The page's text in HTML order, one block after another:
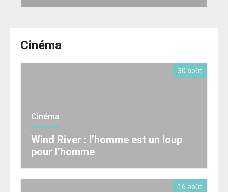
Cinéma
30 août
Cinéma
Wind River : l’homme est un loup
pour l’homme
16 août